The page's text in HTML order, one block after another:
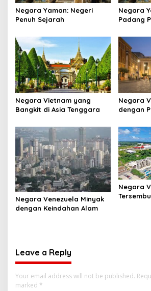
Negara Yaman: Negeri
Penuh Sejarah
Negara
Padang
Negara Vietnam yang
Bangkit di Asia Tenggara
Negara
dengan
Negara Venezuela Minyak
dengan Keindahan Alam
Negara
Leave a Reply
Your email address will not be published.
marked *